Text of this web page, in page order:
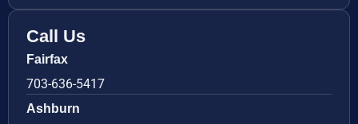
Call Us
Fairfax
703-636-5417
Ashburn